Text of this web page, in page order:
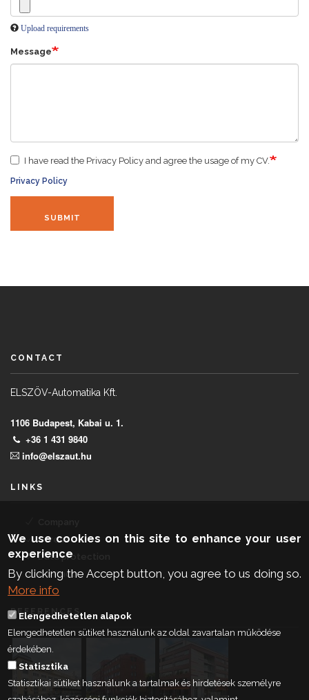
Upload requirements
Message
I have read the Privacy Policy and agree the usage of my CV.
Privacy Policy
SUBMIT
CONTACT
ELSZÖV-Automatika Kft.
1106 Budapest, Kabai u. 1.
+36 1 431 9840
info@elszaut.hu
LINKS
Career
Data protection
Contact
REFERENCES
We use cookies on this site to enhance your user
experience
By clicking the Accept button, you agree to us doing so.
More info
Elengedhetetlen alapok
Elengedhetetlen sütiket használunk az oldal zavartalan működése
érdekében.
Statisztika
Statisztikai sütiket használunk a tartalmak és hirdetések személyre